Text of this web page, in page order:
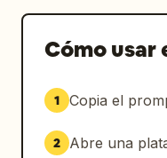
Cómo
1 Copia el
2
Abre una